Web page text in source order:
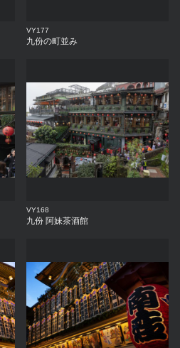
VY177
九份の町並み
VY168
九份 阿妹茶酒館